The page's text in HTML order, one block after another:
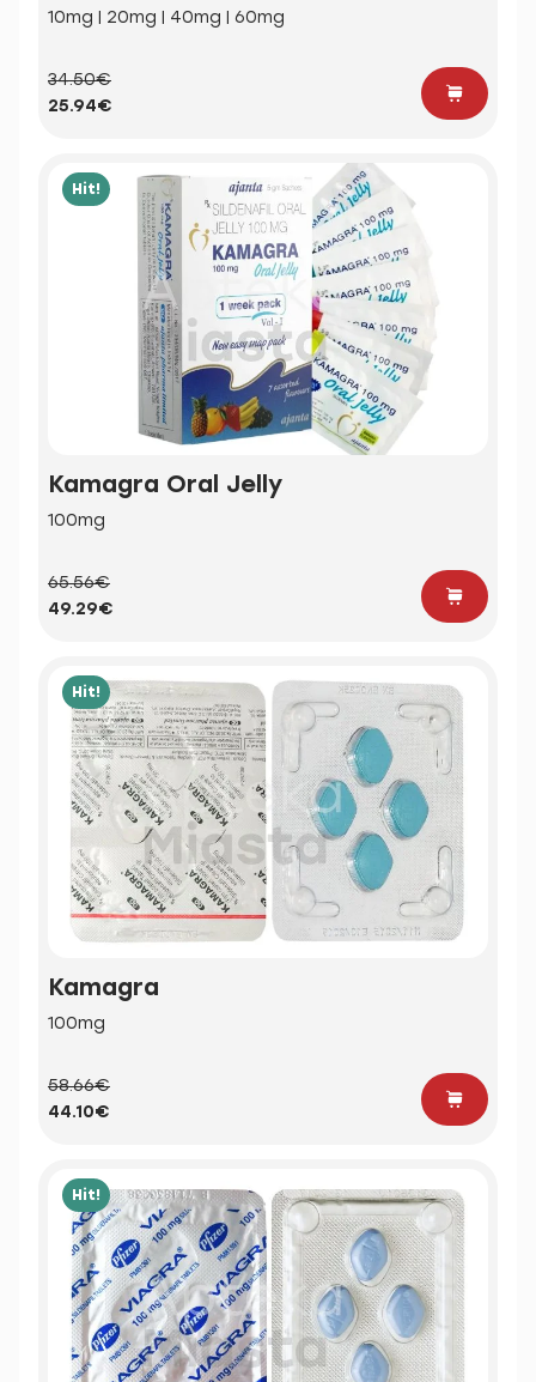
10mg | 20mg | 40mg | 60mg
34.50€
25.94€
Hit!
Kamagra Oral Jelly
100mg
65.56€
49.29€
Hit!
Kamagra
100mg
58.66€
44.10€
Hit!